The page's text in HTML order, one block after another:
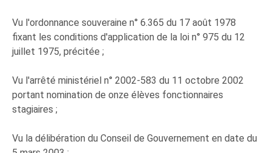
Vu l'ordonnance souveraine n° 6.365 du 17 août 1978
fixant les conditions d'application de la loi n° 975 du 12
juillet 1975, précitée ;
Vu l'arrêté ministériel n° 2002-583 du 11 octobre 2002
portant nomination de onze élèves fonctionnaires
stagiaires ;
Vu la délibération du Conseil de Gouvernement en date du